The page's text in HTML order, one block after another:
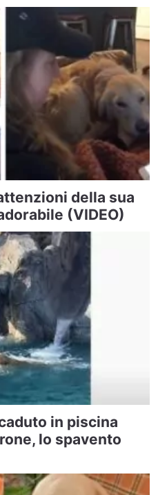
della sua
(VIDEO)
in piscina
lo spavento